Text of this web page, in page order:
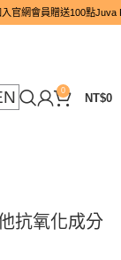
88折。 加入官網
0
NT$0
抗氧化成分